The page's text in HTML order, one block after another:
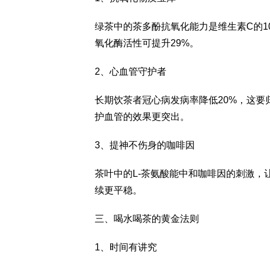
绿茶中的茶多酚抗氧化能力是维生素C的
氧化酶活性可提升29%。
2、心血管守护者
长期饮茶者冠心病发病率降低20%，这
护血管的效果更突出。
3、提神不伤身的咖啡因
茶叶中的L-茶氨酸能中和咖啡因的刺激，
续更平稳。
三、喝水喝茶的黄金法则
1、时间有讲究